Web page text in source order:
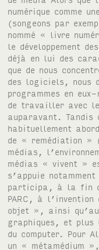
numérique comme
(songeons par
nommé « livre
le développement
déjà en lui des
que de nous
des logiciels, nous
programmes en
de travailler avec
auparavant. Tandis
habituellement
de « remédiation »
médias,
médias « vivent »
s’appuie
participa, à la fin
PARC, à
objet », ainsi qu’au
graphiques, et plus
du computer. Pour
un « métamédium